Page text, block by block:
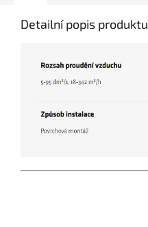
Detailní popis produktu